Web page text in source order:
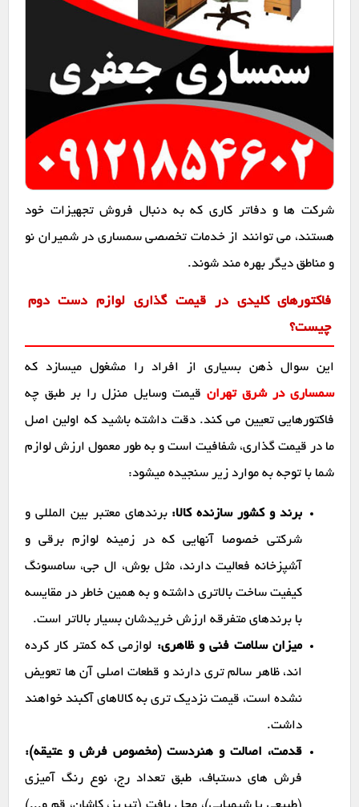
شرکت ها و دفاتر کاری که به دنبال فروش تجهیزات خود
هستند، می توانند از خدمات تخصصی سمساری در شمیران نو
و مناطق دیگر بهره مند شوند.
فاکتورهای کلیدی در قیمت گذاری لوازم دست دوم
چیست؟
این سوال ذهن بسیاری از افراد را مشغول میسازد که
سمساری در شرق تهران قیمت وسایل منزل را بر طبق چه
فاکتورهایی تعیین می کند. دقت داشته باشید که اولین اصل
ما در قیمت گذاری، شفافیت است و به طور معمول ارزش لوازم
شما با توجه به موارد زیر سنجیده میشود:
برند و کشور سازنده کالا: برندهای معتبر بین المللی و
شرکتی خصوصا آنهایی که در زمینه لوازم برقی و
آشپزخانه فعالیت دارند، مثل بوش، ال جی، سامسونگ
کیفیت ساخت بالاتری داشته و به همین خاطر در مقایسه
با برندهای متفرقه ارزش خریدشان بسیار بالاتر است.
میزان سلامت فنی و ظاهری: لوازمی که کمتر کار کرده
اند، ظاهر سالم تری دارند و قطعات اصلی آن ها تعویض
نشده است، قیمت نزدیک تری به کالاهای آکبند خواهند
داشت.
قدمت، اصالت و هنردست (مخصوص فرش و عتیقه):
فرش های دستباف، طبق تعداد رج، نوع رنگ آمیزی